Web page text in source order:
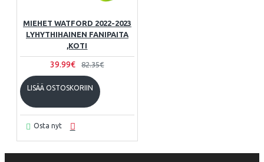
MIEHET WATFORD 2022-2023
LYHYTHIHAINEN FANIPAITA
,KOTI
39.99€ 82.35€
LISÄÄ OSTOSKORIIN
Osta nyt